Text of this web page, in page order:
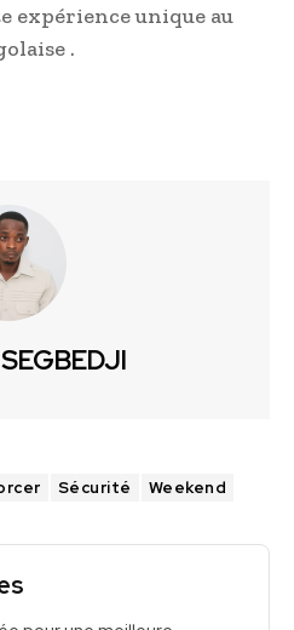
expérience unique au
.
Sécurité Weekend